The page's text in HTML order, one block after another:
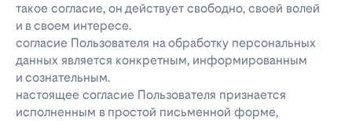
такое согласие, он действует свободно, своей волей
и в своем интересе.
согласие Пользователя на обработку персональных
данных является конкретным, информированным
и сознательным.
настоящее согласие Пользователя признается
исполненным в простой письменной форме,